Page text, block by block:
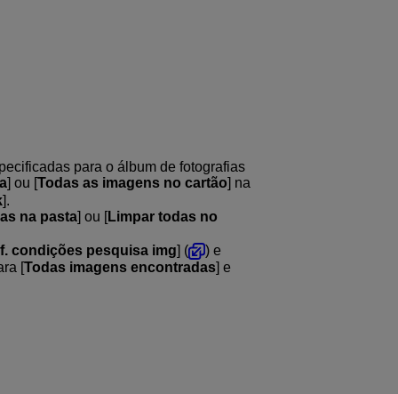
para o álbum de fotografias
] ou [Todas as imagens no cartão] na
].
na pasta] ou [Limpar todas no
condições pesquisa img] (
) e
[ Todas imagens encontradas] e